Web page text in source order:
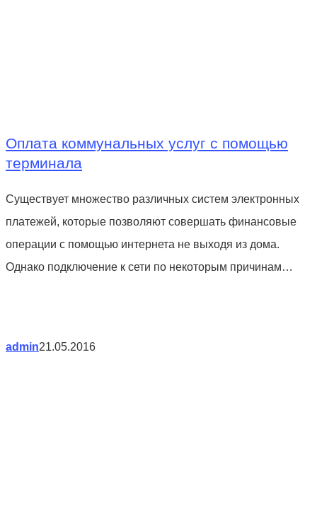
Оплата коммунальных услуг с помощью
терминала
Существует множество различных систем электронных
платежей, которые позволяют совершать финансовые
операции с помощью интернета не выходя из дома.
Однако подключение к сети по некоторым причинам…
admin21.05.2016